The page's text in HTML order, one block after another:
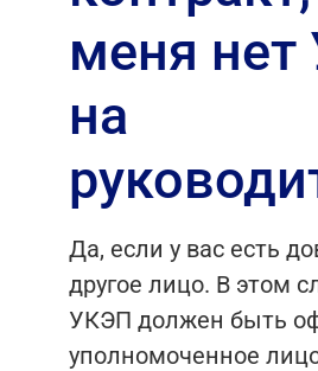
меня
на
Да, если у вас есть
другое лицо. В этом
УКЭП должен быть
уполномоченное